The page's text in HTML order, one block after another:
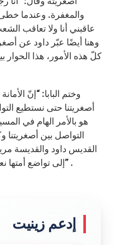
والمغفرة. وعندما
عاقبني أنا ولا تعاقب
وهنا أيضًا عبّر داود عن
كلّ هذه الأمور، هذا الحوار
وختم البابا: “إنّ
أصغريتنا حتى نستطيع
هو بالأمر الهام في
التواصل بين أصغريتنا
القديس داود والقديسة
إلى تواضع أمتها نعمة أن يُبقي لنا أصغريتنا أمامه” .
إدعم زينيت